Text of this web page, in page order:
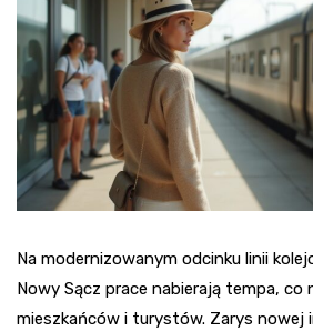
Na modernizowanym odcinku linii
Nowy Sącz prace nabierają tempa, co
mieszkańców i turystów. Zarys